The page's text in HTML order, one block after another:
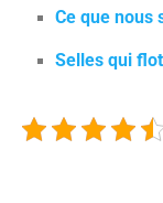
Ce que nous
Selles qui